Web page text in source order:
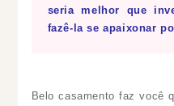
seria melhor que
fazê-la se apaixonar
Belo casamento faz você